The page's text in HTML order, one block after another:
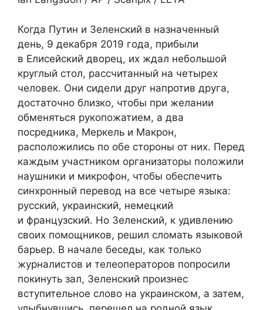
Когда Путин и Зеленский в назначенный
день, 9 декабря 2019 года, прибыли
в Елисейский дворец, их ждал небольшой
круглый стол, рассчитанный на четырех
человек. Они сидели друг напротив друга,
достаточно близко, чтобы при желании
обменяться рукопожатием, а два
посредника, Меркель и Макрон,
расположились по обе стороны от них. Перед
каждым участником организаторы положили
наушники и микрофон, чтобы обеспечить
синхронный перевод на все четыре языка:
русский, украинский, немецкий
и французский. Но Зеленский, к удивлению
своих помощников, решил сломать языковой
барьер. В начале беседы, как только
журналистов и телеоператоров попросили
покинуть зал, Зеленский произнес
вступительное слово на украинском, а затем,